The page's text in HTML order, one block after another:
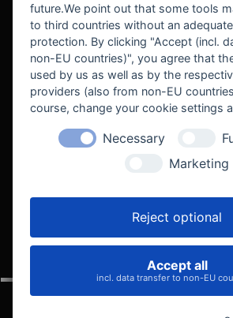
VELOCITY
future.We point out that some tools
to third countries without an
protection. By clicking "Accept (incl.
non-EU countries)", you agree that
used by us as well as by the
providers (also from non-EU
course, change your cookie settings
Necessary
Marketing
Reject optional
Accept all
incl. data transfer to non-EU